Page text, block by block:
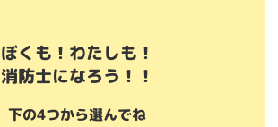
ぼくも！わたしも！
消防士になろう！！
下の4つから選んでね